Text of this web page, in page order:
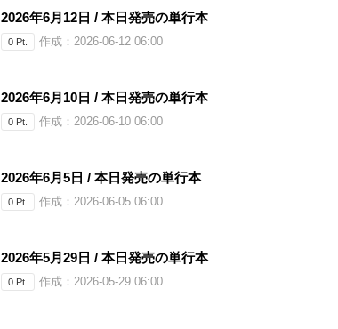
2026年6月12日 / 本日発売の単行本
0 Pt. 作成：2026-06-12 06:00
2026年6月10日 / 本日発売の単行本
0 Pt. 作成：2026-06-10 06:00
2026年6月5日 / 本日発売の単行本
0 Pt. 作成：2026-06-05 06:00
2026年5月29日 / 本日発売の単行本
0 Pt. 作成：2026-05-29 06:00